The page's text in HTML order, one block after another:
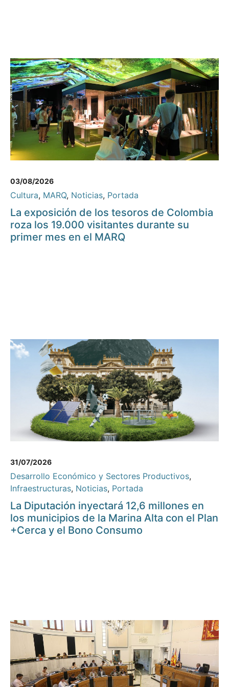
03/08/2026
Cultura, MARQ, Noticias, Portada
La exposición de los tesoros de Colombia
roza los 19.000 visitantes durante su
primer mes en el MARQ
31/07/2026
Desarrollo Económico y Sectores Productivos,
Infraestructuras, Noticias, Portada
La Diputación inyectará 12,6 millones en
los municipios de la Marina Alta con el Plan
+Cerca y el Bono Consumo